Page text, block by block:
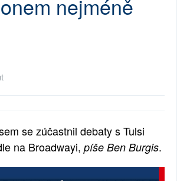
nejméně
se zúčastnil debaty s Tulsi
na Broadwayi, píše Ben Burgis.